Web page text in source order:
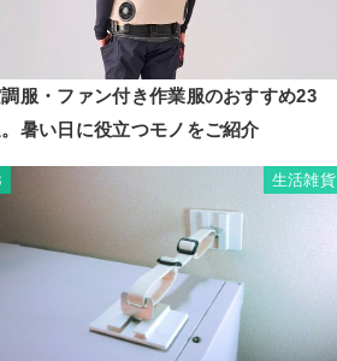
服・ファン付き作業服のおすすめ23
暑い日に役立つモノをご紹介
生活雑貨